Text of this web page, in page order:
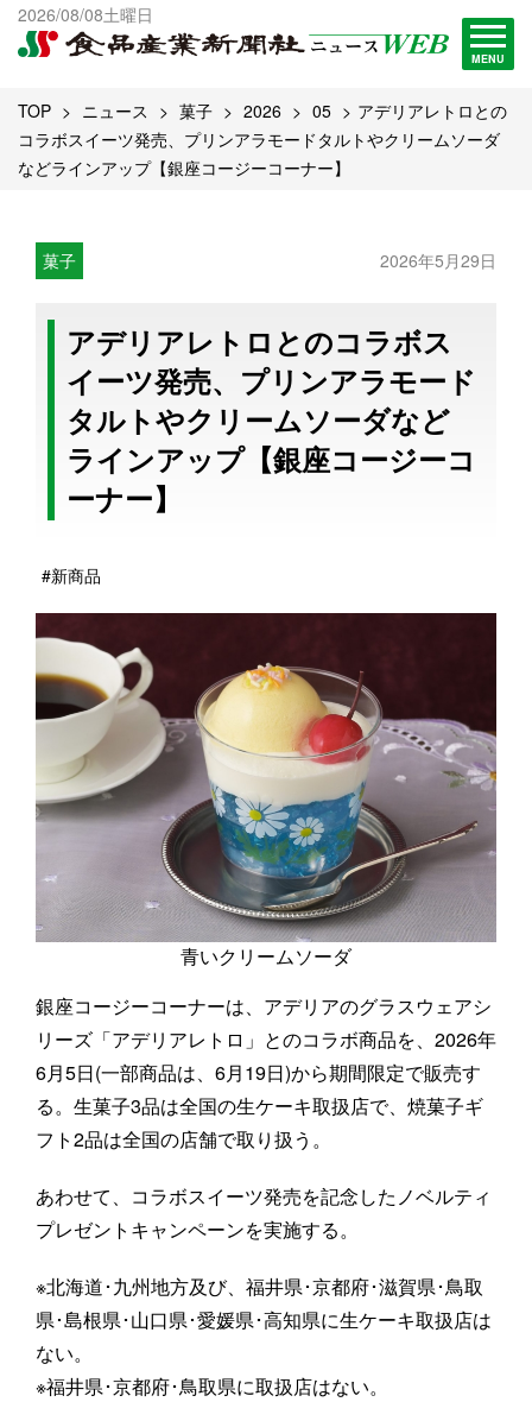
2026/08/08土曜日
MENU
出版物一覧へ
試読・購読申し込み
TOP ニュース 菓子 2026 05
アデリアレトロとの
コラボスイーツ発売、プリンアラモードタルトやクリームソーダ
などラインアップ【銀座コージーコーナー】
菓子 2026年5月29日
アデリアレトロとのコラボス
イーツ発売、プリンアラモード
タルトやクリームソーダなど
ラインアップ【銀座コージーコ
ーナー】
#新商品
青いクリームソーダ
銀座コージーコーナーは、アデリアのグラスウェアシ
リーズ「アデリアレトロ」とのコラボ商品を、2026年
6月5日(一部商品は、6月19日)から期間限定で販売す
る。生菓子3品は全国の生ケーキ取扱店で、焼菓子ギ
フト2品は全国の店舗で取り扱う。
あわせて、コラボスイーツ発売を記念したノベルティ
プレゼントキャンペーンを実施する。
※北海道･九州地方及び、福井県･京都府･滋賀県･鳥取
県･島根県･山口県･愛媛県･高知県に生ケーキ取扱店は
ない。
※福井県･京都府･鳥取県に取扱店はない。